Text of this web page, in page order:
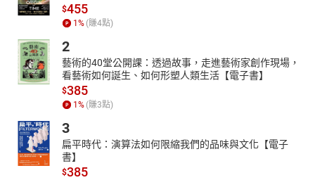
$455
1% (賺4點)
2
藝術的40堂公開課：透過故事，走進藝術家創作現場，
看藝術如何誕生、如何形塑人類生活【電子書】
$385
1% (賺3點)
3
扁平時代：演算法如何限縮我們的品味與文化【電子
書】
$385